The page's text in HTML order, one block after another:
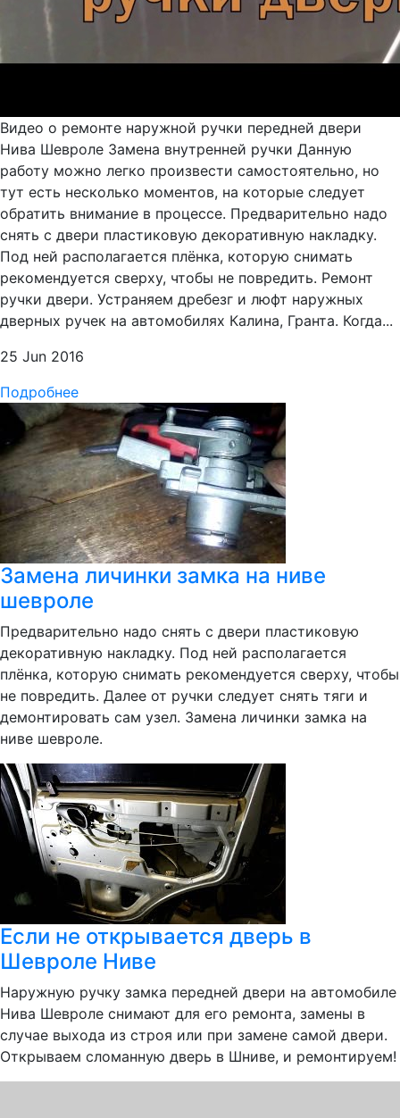
Видео о ремонте наружной ручки передней двери
Нива Шевроле Замена внутренней ручки Данную
работу можно легко произвести самостоятельно, но
тут есть несколько моментов, на которые следует
обратить внимание в процессе. Предварительно надо
снять с двери пластиковую декоративную накладку.
Под ней располагается плёнка, которую снимать
рекомендуется сверху, чтобы не повредить. Ремонт
ручки двери. Устраняем дребезг и люфт наружных
дверных ручек на автомобилях Калина, Гранта. Когда...
25 Jun 2016
Подробнее
Замена личинки замка на ниве
шевроле
Предварительно надо снять с двери пластиковую
декоративную накладку. Под ней располагается
плёнка, которую снимать рекомендуется сверху, чтобы
не повредить. Далее от ручки следует снять тяги и
демонтировать сам узел. Замена личинки замка на
ниве шевроле.
Если не открывается дверь в
Шевроле Ниве
Наружную ручку замка передней двери на автомобиле
Нива Шевроле снимают для его ремонта, замены в
случае выхода из строя или при замене самой двери.
Открываем сломанную дверь в Шниве, и ремонтируем!